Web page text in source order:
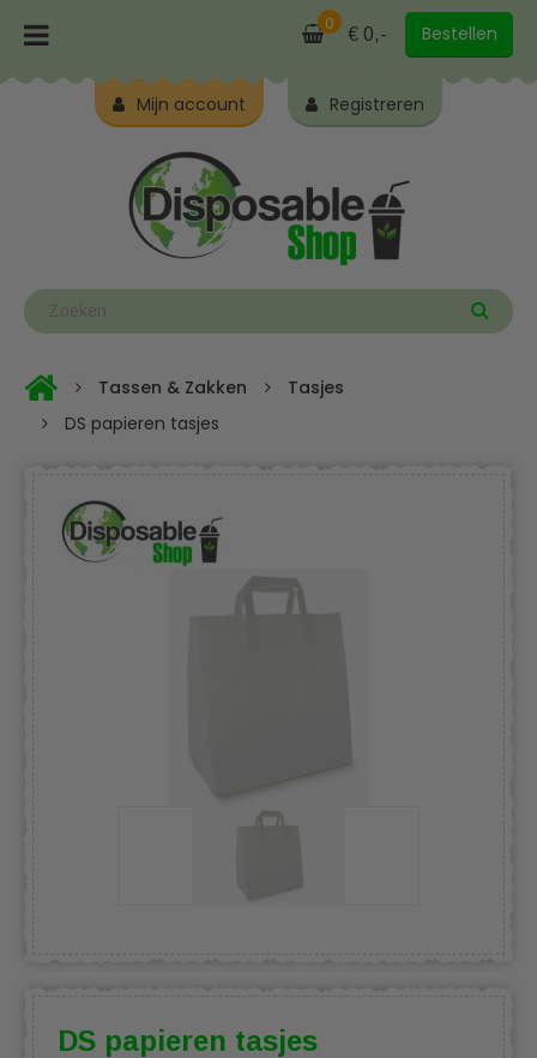
0 € 0,- Bestellen
Mijn account Registreren
Tassen & Zakken
Tasjes
DS papieren tasjes
DS papieren tasjes